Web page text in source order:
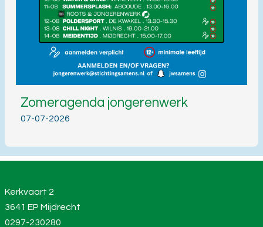
Zomeragenda jongerenwerk
07-07-2026
Kerkvaart 2
3641 EP Mijdrecht
0297-230280